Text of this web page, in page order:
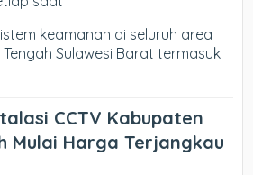
keamanan di seluruh area
Sulawesi Barat termasuk
CCTV Kabupaten
Mulai Harga Terjangkau